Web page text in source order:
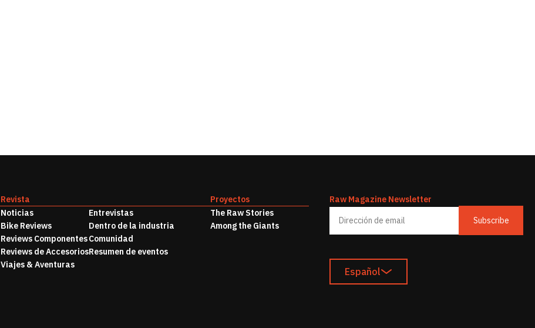
Revista
Noticias
Bike Reviews
Reviews Componentes
Reviews de Accesorios
Viajes & Aventuras
Entrevistas
Dentro de la industria
Comunidad
Resumen de eventos
Proyectos
The Raw Stories
Among the Giants
Raw Magazine Newsletter
Subscribe
Español